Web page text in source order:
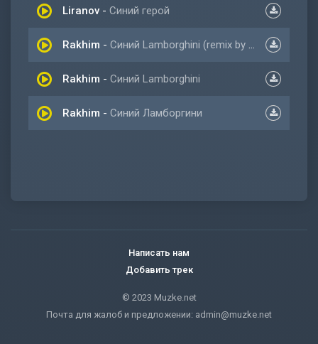
Liranov - Синий герой
Rakhim - Синий Lamborghini (remix by Dan Korshunov)
Rakhim - Синий Lamborghini
Rakhim - Синий Ламборгини
Написать нам
Добавить трек
© 2023 Muzke.net
Почта для жалоб и предложении: admin@muzke.net